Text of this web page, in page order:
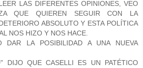
LAS DIFERENTES OPINIONES, VEO
QUE QUIEREN SEGUIR CON LA
ABSOLUTO Y ESTA POLÍTICA
NOS HIZO Y NOS HACE.
DAR LA POSIBILIDAD A UNA NUEVA
DIJO QUE CASELLI ES UN PATÉTICO